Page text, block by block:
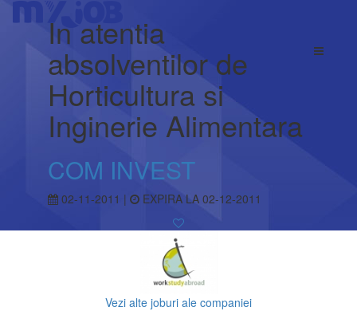
In atentia
absolventilor de
Horticultura si
Inginerie Alimentara
COM INVEST
02-11-2011 | EXPIRA LA 02-12-2011
Vezi alte joburi ale companiei